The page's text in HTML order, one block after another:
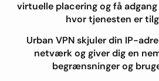
virtuelle placering og få
hvor tjenesten er
Urban VPN skjuler din IP-
netværk og giver dig en
begrænsninger og